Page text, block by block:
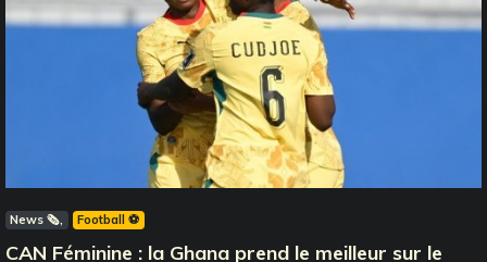
News 🗞️ Football ⚽️
CAN Féminine : la Ghana prend le meilleur sur le